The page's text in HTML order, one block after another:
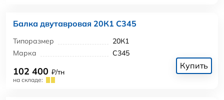
Балка двутавровая 20К1 С345
Типоразмер
20К1
Марка
С345
102 400 ₽/тн
на складе:
Купить